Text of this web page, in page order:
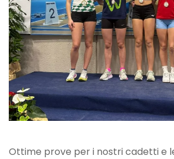
Ottime prove per i nostri cadetti e